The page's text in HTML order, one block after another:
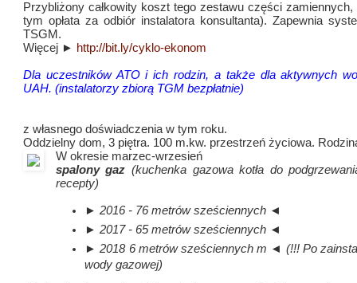
Przybliżony całkowity koszt tego zestawu części
tym opłata za odbiór instalatora konsultanta). Zapewnia
TSGM.
Więcej ► http://bit.ly/cyklo-ekonom
Dla uczestników ATO i ich rodzin, a także dla aktywnych
UAH. (instalatorzy zbiorą TGM bezpłatnie)
z własnego doświadczenia w tym roku.
Oddzielny dom, 3 piętra. 100 m.kw. przestrzeń życiowa.
W okresie marzec-wrzesień
spalony gaz (kuchenka gazowa kotła do
recepty)
► 2016 - 76 metrów sześciennych ◄
► 2017 - 65 metrów sześciennych ◄
► 2018 6 metrów sześciennychm ◄ (!!! Po
wody gazowej)